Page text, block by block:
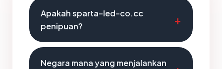
Apakah sparta-led-co.cc
penipuan?
Negara mana yang menjalankan